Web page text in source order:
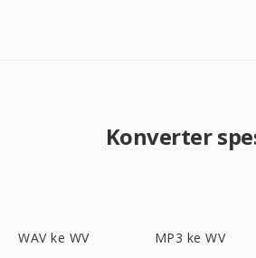
Konverter
WAV ke WV MP3 ke WV